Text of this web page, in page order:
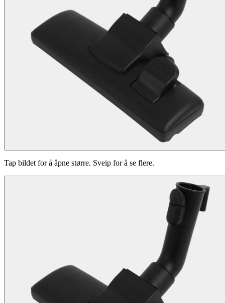
Tap bildet for å åpne større. Sveip for å se flere.